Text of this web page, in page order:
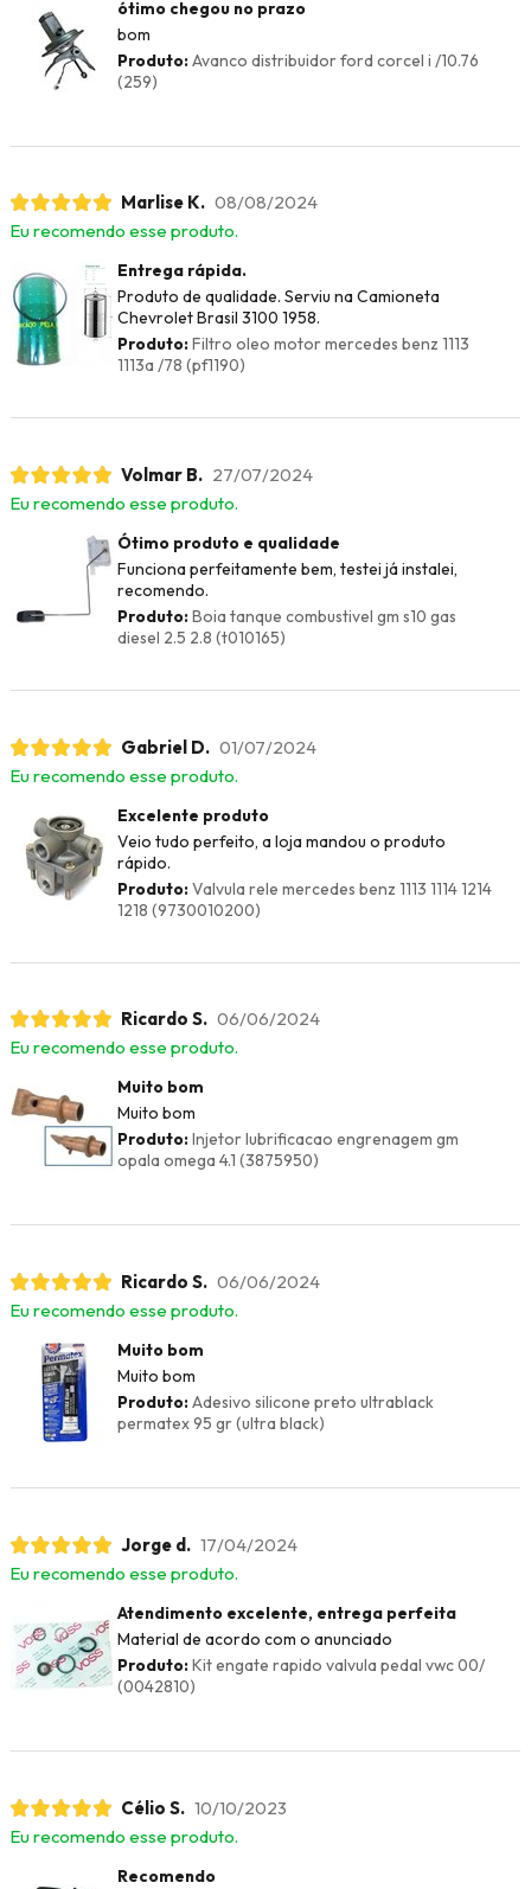
ótimo chegou no prazo
bom
Produto:Avanco distribuidor ford corcel i /10.76
(259)
Marlise K. 08/08/2024
Eu recomendo esse produto.
Entrega rápida.
Produto de qualidade. Serviu na Camioneta
Chevrolet Brasil 3100 1958.
Produto:Filtro oleo motor mercedes benz 1113
1113a /78 (pf1190)
Volmar B. 27/07/2024
Eu recomendo esse produto.
Ótimo produto e qualidade
Funciona perfeitamente bem, testei já instalei,
recomendo.
Produto:Boia tanque combustivel gm s10 gas
diesel 2.5 2.8 (t010165)
Gabriel D. 01/07/2024
Eu recomendo esse produto.
Excelente produto
Veio tudo perfeito, a loja mandou o produto
rápido.
Produto:Valvula rele mercedes benz 1113 1114 1214
1218 (9730010200)
Ricardo S. 06/06/2024
Eu recomendo esse produto.
Muito bom
Muito bom
Produto:Injetor lubrificacao engrenagem gm
opala omega 4.1 (3875950)
Ricardo S. 06/06/2024
Eu recomendo esse produto.
Muito bom
Muito bom
Produto:Adesivo silicone preto ultrablack
permatex 95 gr (ultra black)
Jorge d. 17/04/2024
Eu recomendo esse produto.
Atendimento excelente, entrega perfeita
Material de acordo com o anunciado
Produto:Kit engate rapido valvula pedal vwc 00/
(0042810)
Célio S. 10/10/2023
Eu recomendo esse produto.
Recomendo